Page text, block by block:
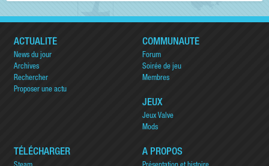
ACTUALITÉ
News du jour
Archives
Rechercher
Proposer une actu
COMMUNAUTÉ
Forum
Soirée de jeu
Membres
JEUX
Jeux Valve
Mods
TÉLÉCHARGER A PROPOS